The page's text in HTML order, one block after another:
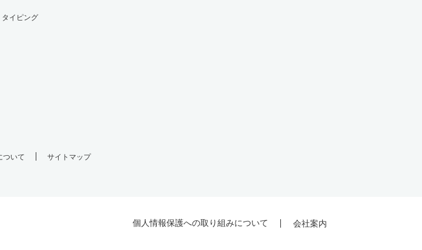
タイピング
ついて サイトマップ
個人情報保護への取り組みについて 会社案内